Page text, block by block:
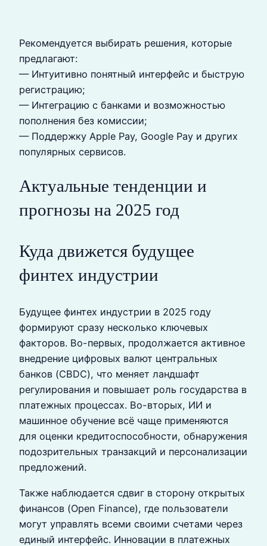
Рекомендуется выбирать решения, которые
предлагают:
— Интуитивно понятный интерфейс и быструю
регистрацию;
— Интеграцию с банками и возможностью
пополнения без комиссии;
— Поддержку Apple Pay, Google Pay и других
популярных сервисов.
Актуальные тенденции и
прогнозы на 2025 год
Куда движется будущее
финтех индустрии
Будущее финтех индустрии в 2025 году
формируют сразу несколько ключевых
факторов. Во-первых, продолжается активное
внедрение цифровых валют центральных
банков (CBDC), что меняет ландшафт
регулирования и повышает роль государства в
платежных процессах. Во-вторых, ИИ и
машинное обучение всё чаще применяются
для оценки кредитоспособности, обнаружения
подозрительных транзакций и персонализации
предложений.
Также наблюдается сдвиг в сторону открытых
финансов (Open Finance), где пользователи
могут управлять всеми своими счетами через
единый интерфейс. Инновации в платежных